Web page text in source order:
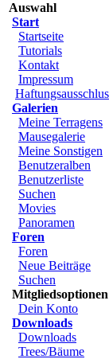
Auswahl
Start
Startseite
Tutorials
Kontakt
Impressum
Galerien
Meine Terragens
Mausegalerie
Meine Sonstigen
Benutzeralben
Benutzerliste
Suchen
Movies
Panoramen
Foren
Foren
Neue Beiträge
Suchen
Mitgliedsoptionen
Dein Konto
Downloads
Downloads
Trees/Bäume